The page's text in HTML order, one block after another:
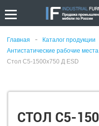
Главная - Каталог продукции
Антистатические рабочие места
Стол С5-1500x750 Д ESD
СТОЛ С5-